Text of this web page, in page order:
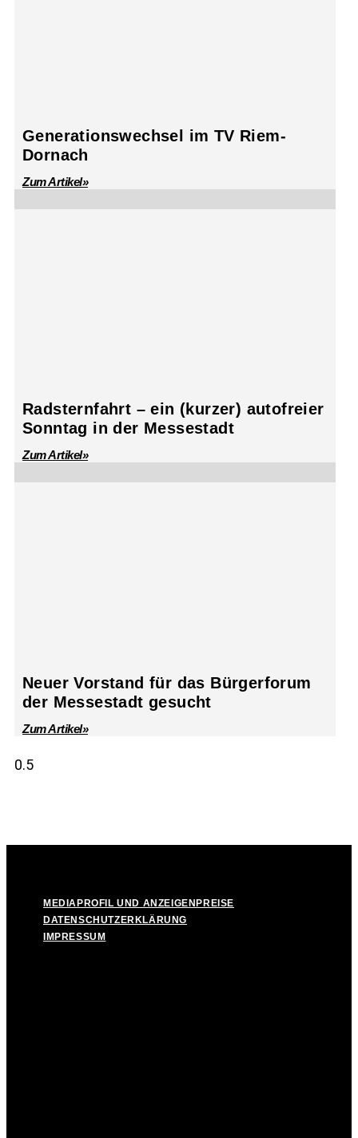
Generationswechsel im TV Riem-
Dornach
Zum Artikel»
Radsternfahrt – ein (kurzer) autofreier
Sonntag in der Messestadt
Zum Artikel»
Neuer Vorstand für das Bürgerforum
der Messestadt gesucht
Zum Artikel»
MEDIAPROFIL UND ANZEIGENPREISE
DATENSCHUTZERKLÄRUNG
IMPRESSUM